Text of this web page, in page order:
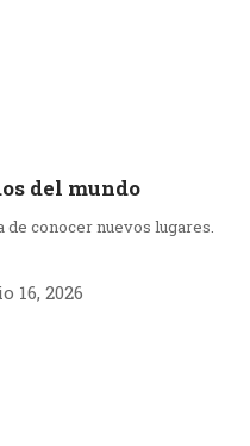
del mundo
de conocer nuevos lugares.
16, 2026